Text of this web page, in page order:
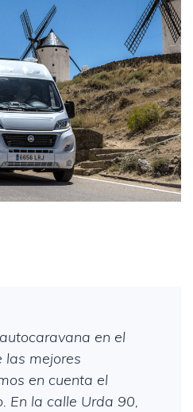
en el
las mejores
en cuenta el
En la calle Urda 90,